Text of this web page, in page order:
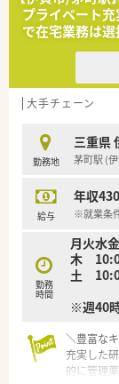
プライベート
で在宅業務は選
大手チェーン
勤務地
三重県
茅町駅 (
給与
年収
※就業条
勤務
時間
月火水
木
土
※週40
＼豊富な
充実した
的に管理